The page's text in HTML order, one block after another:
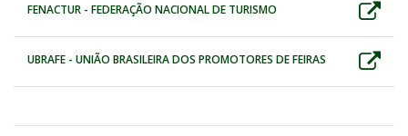
FENACTUR - FEDERAÇÃO NACIONAL DE TURISMO
UBRAFE - UNIÃO BRASILEIRA DOS PROMOTORES DE FEIRAS